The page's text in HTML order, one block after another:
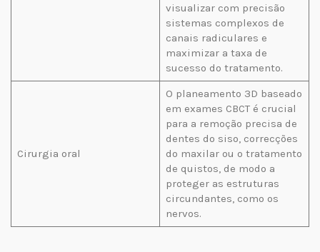
visualizar com precisão
sistemas complexos de
canais radiculares e
maximizar a taxa de
sucesso do tratamento.
Cirurgia oral
O planeamento 3D baseado
em exames CBCT é crucial
para a remoção precisa de
dentes do siso, correcções
do maxilar ou o tratamento
de quistos, de modo a
proteger as estruturas
circundantes, como os
nervos.